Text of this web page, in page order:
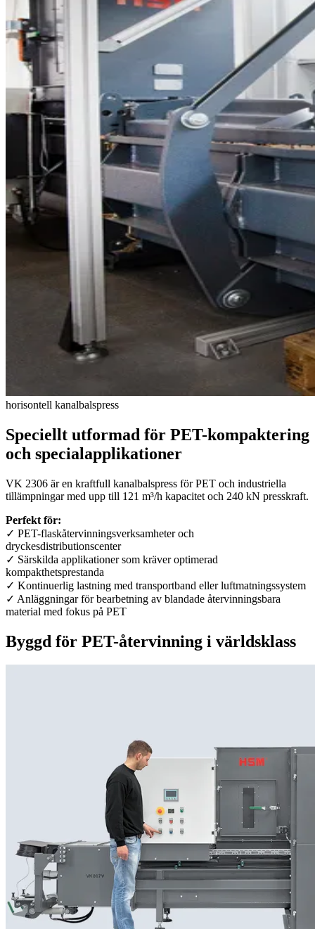
horisontell kanalbalspress
Speciellt utformad för PET-kompaktering
och specialapplikationer
VK 2306 är en kraftfull kanalbalspress för PET och industriella
tillämpningar med upp till 121 m³/h kapacitet och 240 kN presskraft.
Perfekt för:
✓ PET-flaskåtervinningsverksamheter och
dryckesdistributionscenter
✓ Särskilda applikationer som kräver optimerad
kompakthetsprestanda
✓ Kontinuerlig lastning med transportband eller luftmatningssystem
✓ Anläggningar för bearbetning av blandade återvinningsbara
material med fokus på PET
Byggd för PET-återvinning i världsklass